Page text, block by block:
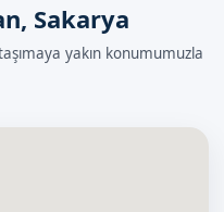
Sakarya
yakın konumumuzla